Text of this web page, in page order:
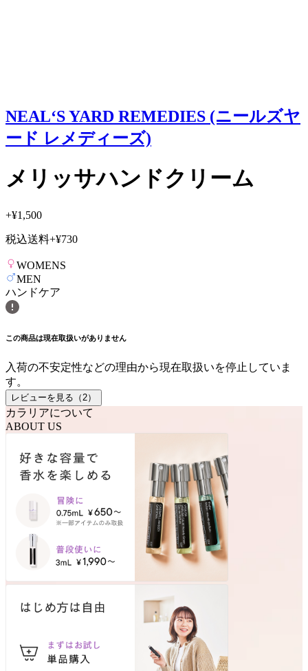
NEAL‘S YARD REMEDIES (ニールズヤ
ード レメディーズ)
メリッサハンドクリーム
+¥1,500
税込送料+¥730
WOMENS
MEN
ハンドケア
この商品は現在取扱いがありません
入荷の不安定性などの理由から現在取扱いを停止していま
す。
レビューを見る（ 2）
カラリアについて
ABOUT US